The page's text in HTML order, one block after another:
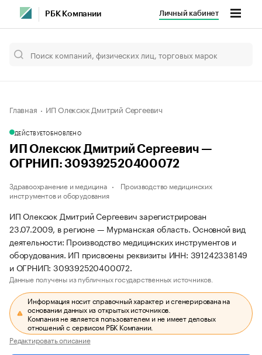
РБК Компании Личный кабинет
Главная ИП Олексюк Дмитрий Сергеевич
ДЕЙСТВУЕТОБНОВЛЕНО
ИП Олексюк Дмитрий Сергеевич —
ОГРНИП: 309392520400072
Здравоохранение и медицина
Производство медицинских
инструментов и оборудования
ИП Олексюк Дмитрий Сергеевич зарегистрирован
23.07.2009, в регионе — Мурманская область. Основной вид
деятельности: Производство медицинских инструментов и
оборудования. ИП присвоены реквизиты ИНН: 391242338149
и ОГРНИП: 309392520400072.
Данные получены из публичных государственных источников.
Информация носит справочный характер и сгенерирована на
основании данных из открытых источников.
Компания не является пользователем и не имеет деловых
отношений с сервисом РБК Компании.
Редактировать описание